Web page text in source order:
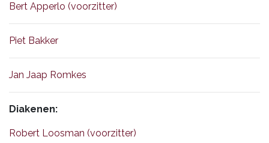
Bert Apperlo (voorzitter)
Piet Bakker
Jan Jaap Romkes
Diakenen:
Robert Loosman (voorzitter)